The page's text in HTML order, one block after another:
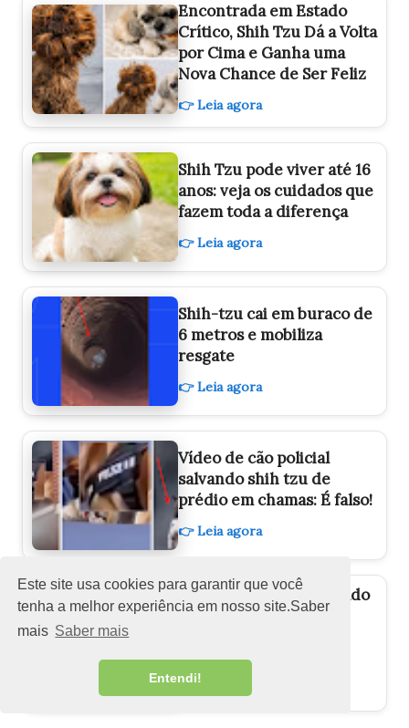
Este site usa cookies para garantir que você
tenha a melhor experiência em nosso site.Saber
mais Saber mais
Entendi!
Encontrada em Estado
Crítico, Shih Tzu Dá a Volta
por Cima e Ganha uma
Nova Chance de Ser Feliz
👉 Leia agora
Shih Tzu pode viver até 16
anos: veja os cuidados que
fazem toda a diferença
👉 Leia agora
Shih-tzu cai em buraco de
6 metros e mobiliza
resgate
👉 Leia agora
Vídeo de cão policial
salvando shih tzu de
prédio em chamas: É falso!
👉 Leia agora
Shih tzu cego é resgatado
e precisa de novo lar:
adoção
👉 Leia agora